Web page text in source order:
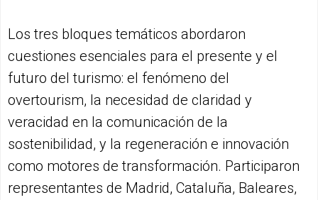
Los tres bloques temáticos abordaron
cuestiones esenciales para el presente y el
futuro del turismo: el fenómeno del
overtourism, la necesidad de claridad y
veracidad en la comunicación de la
sostenibilidad, y la regeneración e innovación
como motores de transformación. Participaron
representantes de Madrid, Cataluña, Baleares,